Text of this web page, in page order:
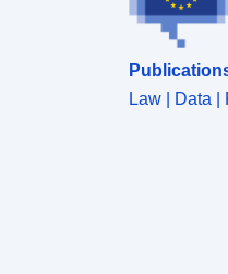
Law | Data